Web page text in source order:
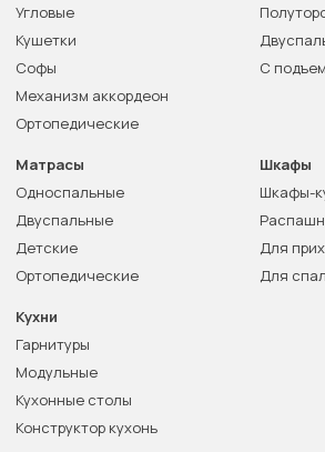
Угловые
Кушетки
Софы
Механизм аккордеон
Ортопедические
С
Матрасы
Односпальные
Двуспальные
Детские
Ортопедические
Шкафы
Шкафы-
Для
Для
Кухни
Гарнитуры
Модульные
Кухонные столы
Конструктор кухонь